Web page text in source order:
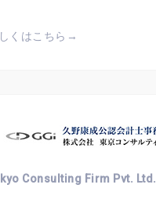
くはこちら→
Consulting Firm Pvt. Ltd.